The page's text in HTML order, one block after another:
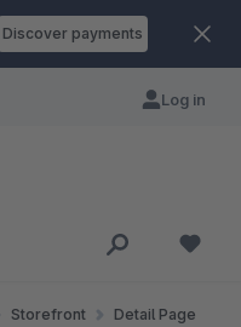
Discover payments
Log in
Storefront Detail Page